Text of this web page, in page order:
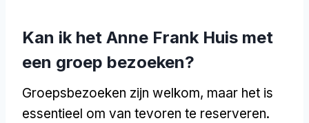
Kan ik het Anne Frank Huis met
een groep bezoeken?
Groepsbezoeken zijn welkom, maar het is
essentieel om van tevoren te reserveren.